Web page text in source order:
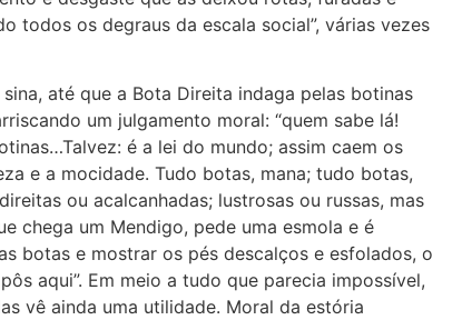
todos os degraus da escala social”, várias vezes
até que a Bota Direita indaga pelas botinas
um julgamento moral: “quem sabe lá!
é a lei do mundo; assim caem os
e a mocidade. Tudo botas, mana; tudo botas,
ou acalcanhadas; lustrosas ou russas, mas
chega um Mendigo, pede uma esmola e é
botas e mostrar os pés descalços e esfolados, o
aqui”. Em meio a tudo que parecia impossível,
vê ainda uma utilidade. Moral da estória